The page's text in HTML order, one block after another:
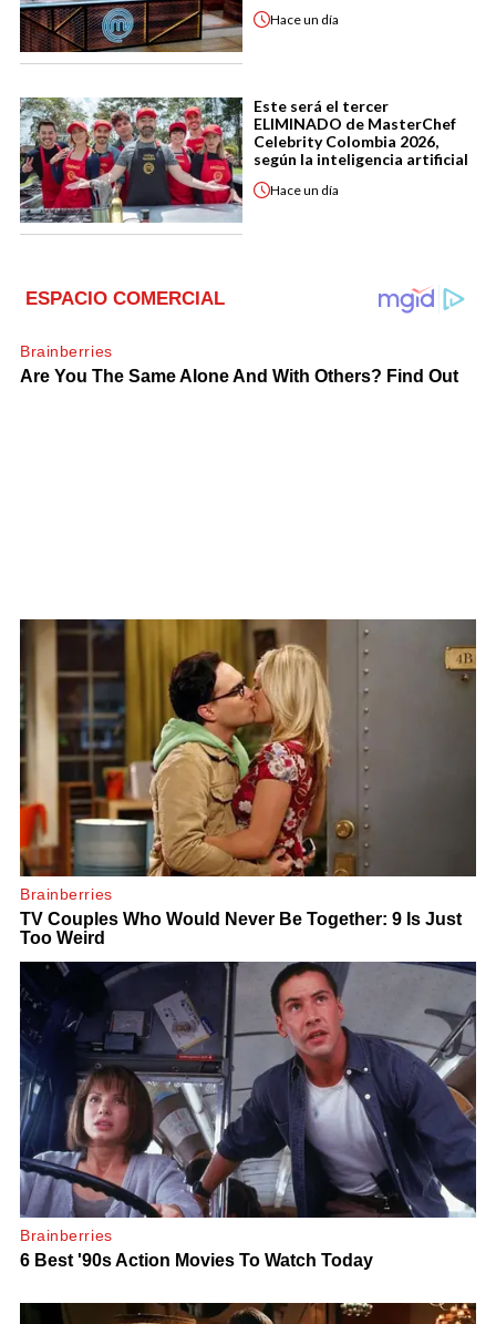
Haceun día
Este será el tercer
ELIMINADO de MasterChef
Celebrity Colombia 2026,
según la inteligencia artificial
Haceun día